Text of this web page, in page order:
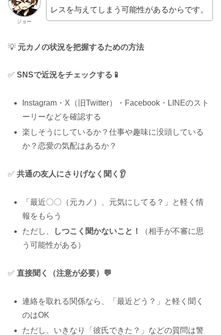
ジョー
レスを与えてしまう可能性があるからです。
💡 元カノの状況を把握するための方法
✅ SNSで近況をチェックする📱
Instagram・X（旧Twitter）・Facebook・LINEのスト
ーリーなどを確認する
楽しそうにしているか？仕事や趣味に没頭している
か？恋愛の気配はあるか？
✅ 共通の友人にさりげなく聞く👂
「最近〇〇（元カノ）、元気にしてる？」と軽く情
報をもらう
ただし、
しつこく聞かないこと！
（相手が不審に思
う可能性がある）
✅ 直接聞く（注意が必要）💬
連絡を取れる関係なら、「最近どう？」と軽く聞く
のはOK
ただし、いきなり「彼氏できた？」などの質問は警